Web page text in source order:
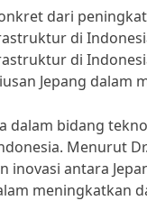
dari
di
di
Jepang
dalam bidang
Menurut
inovasi antara
meningkatkan